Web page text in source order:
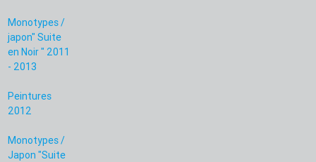
Monotypes /
japon" Suite
en Noir " 2011
- 2013
Peintures
2012
Monotypes /
Japon "Suite